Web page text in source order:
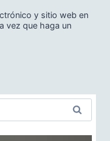
y sitio web en
vez que haga un